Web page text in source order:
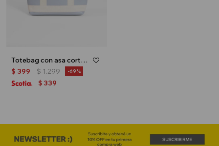
Totebag con asa corta - Celeste
$ 399 $1.299 69
$ 339